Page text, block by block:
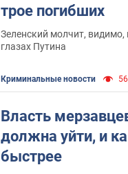
трое погибших
Зеленский молчит,
глазах Путина
Криминальные новости
Власть
должна уйти, и
быстрее